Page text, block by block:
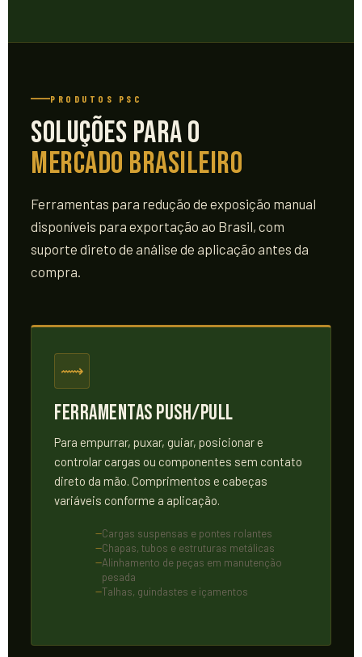
PRODUTOS PSC
Soluções para o
Mercado Brasileiro
Ferramentas para redução de exposição manual
disponíveis para exportação ao Brasil, com
suporte direto de análise de aplicação antes da
compra.
⟿
Ferramentas Push/Pull
Para empurrar, puxar, guiar, posicionar e
controlar cargas ou componentes sem contato
direto da mão. Comprimentos e cabeças
variáveis conforme a aplicação.
Cargas suspensas e pontes rolantes
Chapas, tubos e estruturas metálicas
Alinhamento de peças em manutenção
pesada
Talhas, guindastes e içamentos